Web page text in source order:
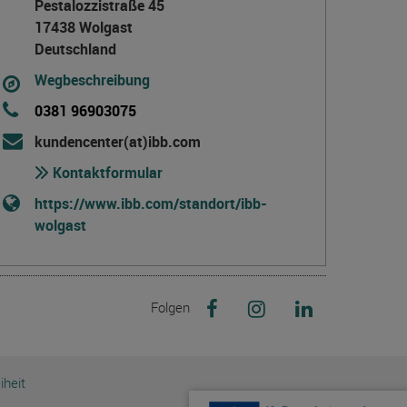
Pestalozzistraße 45
17438 Wolgast
Deutschland
Wegbeschreibung
0381 96903075
kundencenter(at)ibb.com
Kontaktformular
https://www.ibb.com/standort/ibb-
wolgast
Folgen Weiterbildung MV auf
Weiterbildung MV auf
Weiterbildung